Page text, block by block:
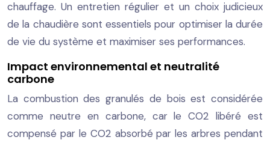
chauffage. Un entretien régulier et un choix judicieux
de la chaudière sont essentiels pour optimiser la durée
de vie du système et maximiser ses performances.
Impact environnemental et neutralité
carbone
La combustion des granulés de bois est considérée
comme neutre en carbone, car le CO2 libéré est
compensé par le CO2 absorbé par les arbres pendant